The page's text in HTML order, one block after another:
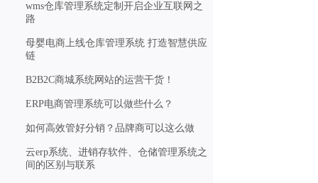
wms仓库管理系统定制开启企业互联网之
路
母婴电商上线仓库管理系统 打造智慧供应
链
B2B2C商城系统网站的运营干货！
ERP电商管理系统可以做些什么？
如何高效管好分销？品牌商可以这么做
云erp系统、进销存软件、仓储管理系统之
间的区别与联系